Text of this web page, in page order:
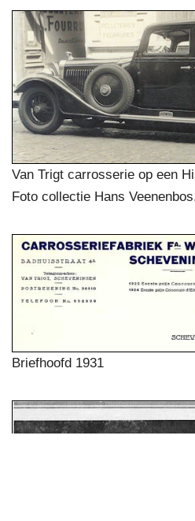
Van Trigt carrosserie op een
Foto collectie Hans
Briefhoofd 1931